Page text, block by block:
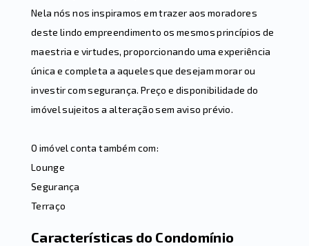
Nela nós nos inspiramos em trazer aos moradores
deste lindo empreendimento os mesmos princípios de
maestria e virtudes, proporcionando uma experiência
única e completa a aqueles que desejam morar ou
investir com segurança. Preço e disponibilidade do
imóvel sujeitos a alteração sem aviso prévio.
O imóvel conta também com:
Lounge
Segurança
Terraço
Características do Condomínio